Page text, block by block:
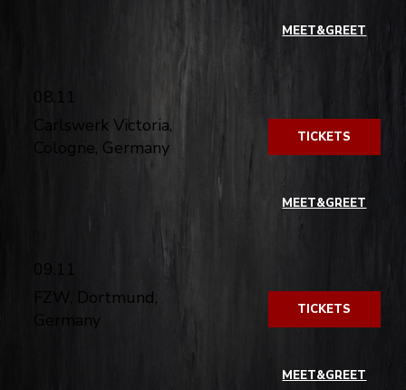
08.11
Carlswerk Victoria,
Cologne, Germany
TICKETS
MEET&GREET
09.11
FZW, Dortmund,
Germany
TICKETS
MEET&GREET
MEET&GREET